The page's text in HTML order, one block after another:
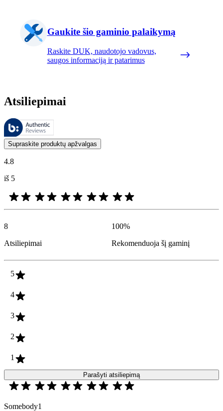
Gaukite šio gaminio palaikymą
Raskite DUK, naudotojo vadovus,
saugos informaciją ir patarimus
Atsiliepimai
Šiuos atsiliepimus tvarko „Bazaarvoice“ ir jie atitinka
Klientų nuomonės, pateikiamos kaip produktų ir žvaigždučių
Supraskite produktų apžvalgas
4.8
iš 5
8
Atsiliepimai
100%
Rekomenduoja šį gaminį
5
4
3
2
1
Parašyti atsiliepimą
Somebody1